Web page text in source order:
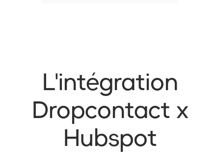
L'intégration
Dropcontact x
Hubspot